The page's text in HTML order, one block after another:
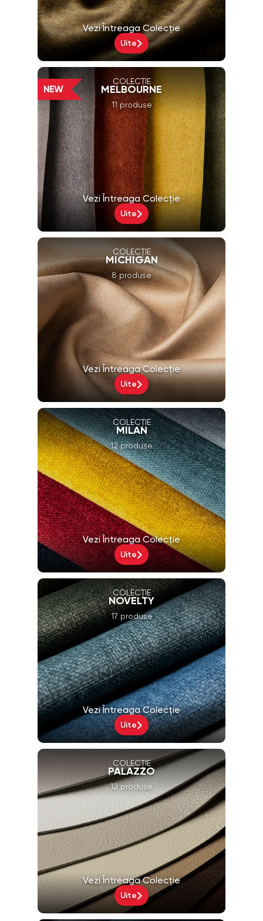
Vezi Întreaga Colecție
Uite
COLECȚIE
MELBOURNE
11 produse
Vezi Întreaga Colecție
Uite
COLECȚIE
MICHIGAN
8 produse
Vezi Întreaga Colecție
Uite
COLECȚIE
MILAN
12 produse
Vezi Întreaga Colecție
Uite
COLECȚIE
NOVELTY
17 produse
Vezi Întreaga Colecție
Uite
COLECȚIE
PALAZZO
12 produse
Vezi Întreaga Colecție
Uite